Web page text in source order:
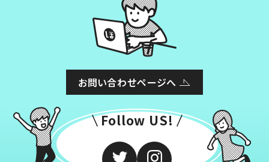
お問い合わせページへ
Follow US!